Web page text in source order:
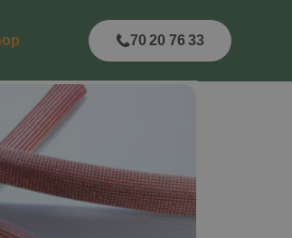
70 20 76 33